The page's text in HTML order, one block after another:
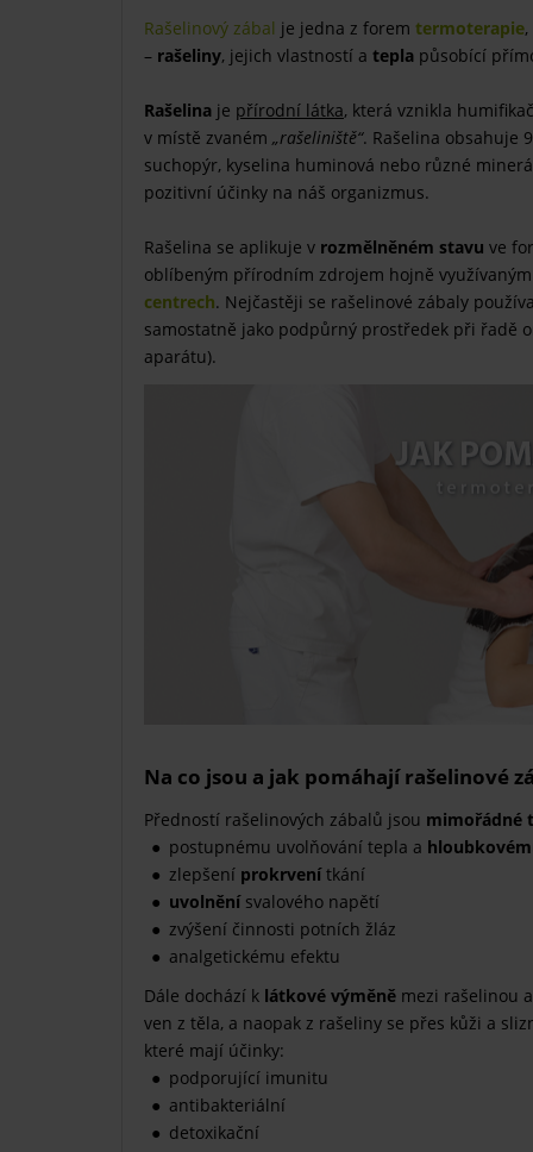
Rašelinový zábal je jedna z forem termoterapie
– rašeliny, jejich vlastností a tepla působící
Rašelina je přírodní látka, která vznikla
v místě zvaném „rašeliniště“. Rašelina obsahuje
suchopýr, kyselina huminová nebo různé
pozitivní účinky na náš organizmus.
Rašelina se aplikuje v rozmělněném stavu ve
oblíbeným přírodním zdrojem hojně
centrech. Nejčastěji se rašelinové zábaly
samostatně jako podpůrný prostředek při řadě
aparátu).
Na co jsou a jak pomáhají rašelinové
Předností rašelinových zábalů jsou mimořádné
postupnému uvolňování tepla a
zlepšení prokrvenítkání
uvolněnísvalového napětí
zvýšení činnosti potních žláz
analgetickému efektu
Dále dochází k látkové výměně mezi rašelinou
ven z těla, a naopak z rašeliny se přes kůži a
které mají účinky:
podporující imunitu
antibakteriální
detoxikační